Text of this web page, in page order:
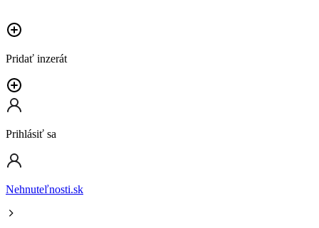
Pridať inzerát
Prihlásiť sa
Nehnuteľnosti.sk